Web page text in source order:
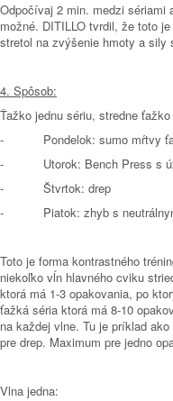
Odpočívaj 2 min. medzi sériami
možné. DITILLO tvrdil, že toto
stretol na zvýšenie hmoty a sily
4. Spôsob:
Ťažko jednu sériu, stredne
- Pondelok: sumo mŕtvy
- Utorok: Bench Press s
- Štvrtok: drep
- Piatok: zhyb s
Toto je forma kontrastného
niekoľko vĺn hlavného cviku
ktorá má 1-3 opakovania, po
ťažká séria ktorá má 8-10
na každej vlne. Tu je príklad
pre drep. Maximum pre jedno
Vlna jedna: